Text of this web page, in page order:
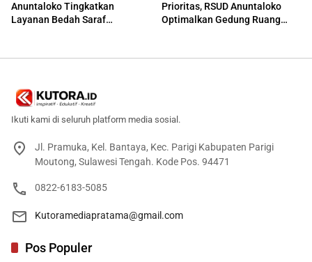
Anuntaloko Tingkatkan
Layanan Bedah Saraf
Prioritas, RSUD Anuntaloko
Optimalkan Gedung Ruang
Ikuti kami di seluruh platform media sosial.
Jl. Pramuka, Kel. Bantaya, Kec. Parigi Kabupaten Parigi
Moutong, Sulawesi Tengah. Kode Pos. 94471
0822-6183-5085
Kutoramediapratama@gmail.com
Pos Populer